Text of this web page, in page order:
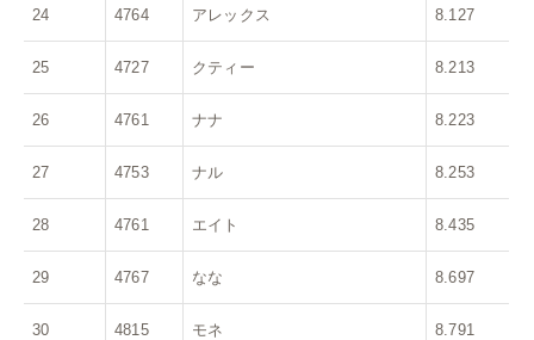
24 4764 アレックス 8.127
25 4727 クティー 8.213
26 4761 ナナ 8.223
27 4753 ナル 8.253
28 4761 エイト 8.435
29 4767 なな 8.697
30 4815 モネ 8.791